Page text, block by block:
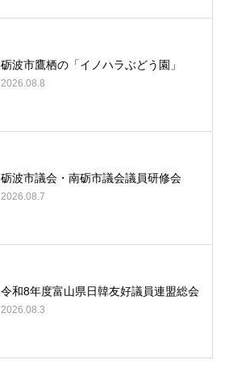
砺波市鷹栖の「イノハラぶどう園」
2026.08.8
砺波市議会・南砺市議会議員研修会
2026.08.7
令和8年度富山県日韓友好議員連盟総会
2026.08.3